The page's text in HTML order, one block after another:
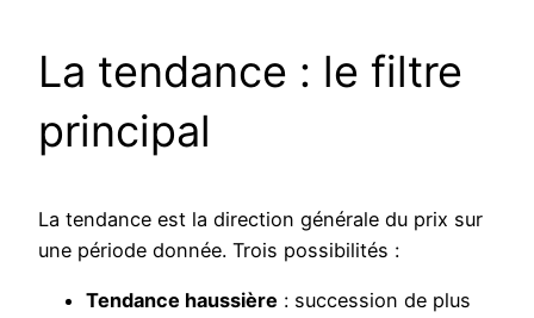
La tendance : le filtre
principal
La tendance est la direction générale du prix sur
une période donnée. Trois possibilités :
Tendance haussière : succession de plus